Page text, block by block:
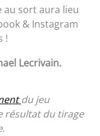
au sort aura lieu
& Instagram
!
Lecrivain.
du jeu
résultat du tirage
.